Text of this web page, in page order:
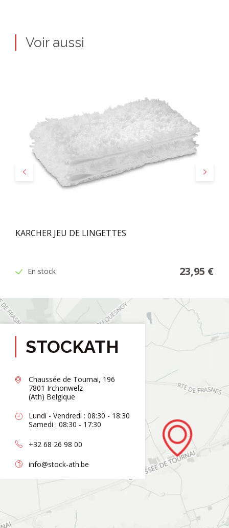
Voir aussi
Précédent Suivant
KARCHER JEU DE LINGETTES
En stock 23,95 €
STOCKATH
Chaussée de Tournai, 196
7801 Irchonwelz
(Ath) Belgique
Lundi - Vendredi : 08:30 - 18:30
Samedi : 08:30 - 17:30
+32 68 26 98 00
info@stock-ath.be